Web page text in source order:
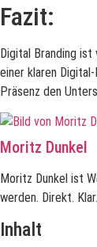
Fazit:
Digital Branding
einer klaren
Präsenz den
Moritz Dunkel
Moritz Dunkel ist
werden. Direkt.
Inhalt